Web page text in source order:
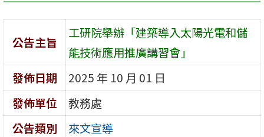
公告主旨
工研院舉辦「建築導入太陽光電和儲
能技術應用推廣講習會」
發佈日期
2025 年 10 月 01 日
發佈單位
教務處
公告類別
來文宣導